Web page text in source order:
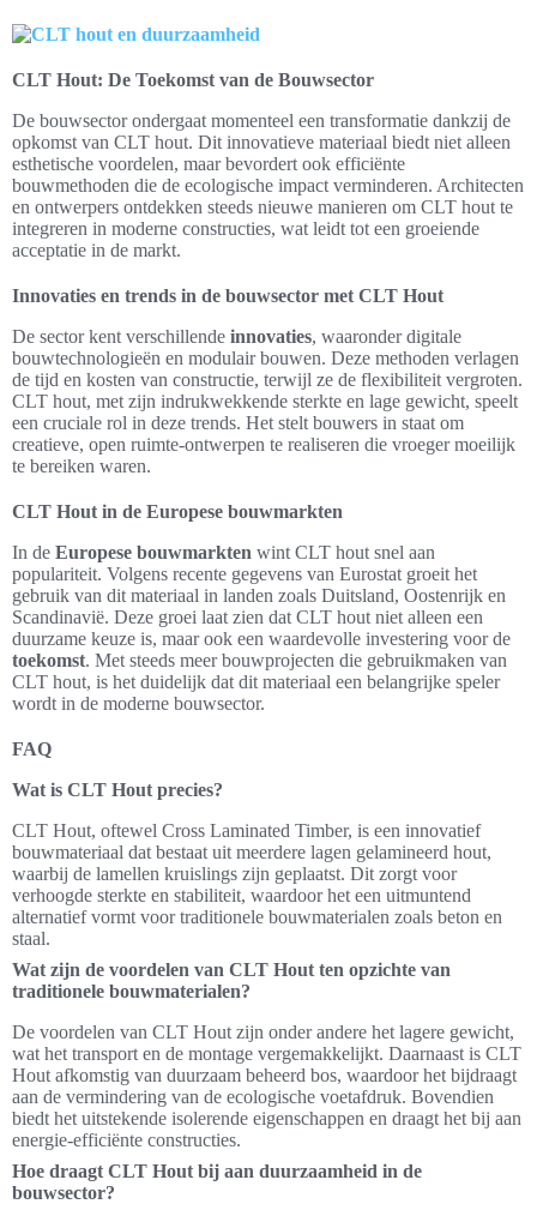
CLT Hout: De Toekomst van de Bouwsector
De bouwsector ondergaat momenteel een transformatie dankzij de
opkomst van CLT hout. Dit innovatieve materiaal biedt niet alleen
esthetische voordelen, maar bevordert ook efficiënte
bouwmethoden die de ecologische impact verminderen. Architecten
en ontwerpers ontdekken steeds nieuwe manieren om CLT hout te
integreren in moderne constructies, wat leidt tot een groeiende
acceptatie in de markt.
Innovaties en trends in de bouwsector met CLT Hout
De sector kent verschillende innovaties, waaronder digitale
bouwtechnologieën en modulair bouwen. Deze methoden verlagen
de tijd en kosten van constructie, terwijl ze de flexibiliteit vergroten.
CLT hout, met zijn indrukwekkende sterkte en lage gewicht, speelt
een cruciale rol in deze trends. Het stelt bouwers in staat om
creatieve, open ruimte-ontwerpen te realiseren die vroeger moeilijk
te bereiken waren.
CLT Hout in de Europese bouwmarkten
In de Europese bouwmarkten wint CLT hout snel aan
populariteit. Volgens recente gegevens van Eurostat groeit het
gebruik van dit materiaal in landen zoals Duitsland, Oostenrijk en
Scandinavië. Deze groei laat zien dat CLT hout niet alleen een
duurzame keuze is, maar ook een waardevolle investering voor de
toekomst. Met steeds meer bouwprojecten die gebruikmaken van
CLT hout, is het duidelijk dat dit materiaal een belangrijke speler
wordt in de moderne bouwsector.
FAQ
Wat is CLT Hout precies?
CLT Hout, oftewel Cross Laminated Timber, is een innovatief
bouwmateriaal dat bestaat uit meerdere lagen gelamineerd hout,
waarbij de lamellen kruislings zijn geplaatst. Dit zorgt voor
verhoogde sterkte en stabiliteit, waardoor het een uitmuntend
alternatief vormt voor traditionele bouwmaterialen zoals beton en
staal.
Wat zijn de voordelen van CLT Hout ten opzichte van
traditionele bouwmaterialen?
De voordelen van CLT Hout zijn onder andere het lagere gewicht,
wat het transport en de montage vergemakkelijkt. Daarnaast is CLT
Hout afkomstig van duurzaam beheerd bos, waardoor het bijdraagt
aan de vermindering van de ecologische voetafdruk. Bovendien
biedt het uitstekende isolerende eigenschappen en draagt het bij aan
energie-efficiënte constructies.
Hoe draagt CLT Hout bij aan duurzaamheid in de
bouwsector?